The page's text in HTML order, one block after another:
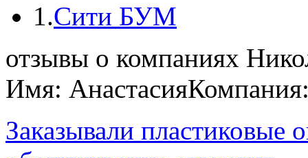
1.Сити БУМ
отзывы о компаниях
Имя: Анастасия
Заказывали пластиковые